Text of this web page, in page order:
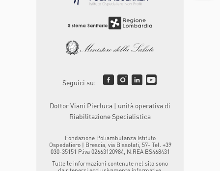
Seguici su:
Dottor Viani Pierluca | unità operativa di
Riabilitazione Specialistica
Fondazione Poliambulanza Istituto
Ospedaliero | Brescia, via Bissolati, 57- Tel. +39
030-35151 P.iva 02663120984, N.REA BS468431
Tutte le informazioni contenute nel sito sono